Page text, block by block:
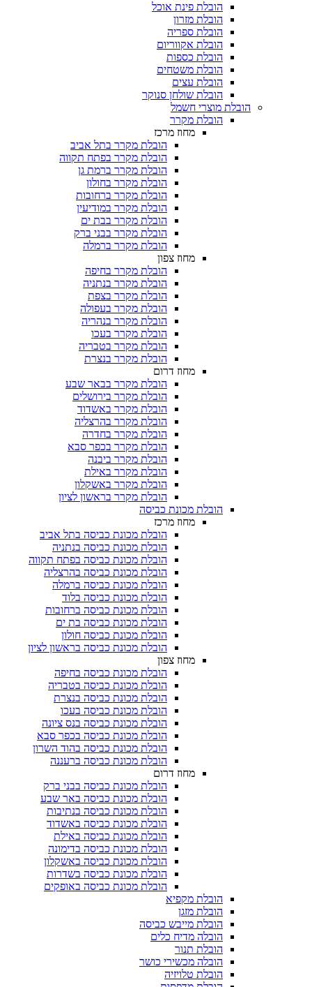
הובלת פינת אוכל
הובלת מזרון
הובלת ספריה
הובלת אקווריום
הובלת כספות​
הובלת משטחים​
הובלת עצים​
הובלת שולחן סנוקר​
הובלת מוצרי חשמל
הובלת מקרר​
מחוז מרכז
הובלת מקרר בתל אביב
הובלת מקרר בפתח תקווה
הובלת מקרר ברמת גן
הובלת מקרר בחולון
הובלת מקרר ברחובות
הובלת מקרר במודיעין
הובלת מקרר בבת ים
הובלת מקרר בבני ברק
הובלת מקרר ברמלה
מחוז צפון
הובלת מקרר בחיפה
הובלת מקרר בנתניה
הובלת מקרר בצפת
הובלת מקרר בעפולה
הובלת מקרר בנהריה
הובלת מקרר בעכו
הובלת מקרר בטבריה
הובלת מקרר בנצרת
מחוז דרום
הובלת מקרר בבאר שבע
הובלת מקרר בירושלים
הובלת מקרר באשדוד
הובלת מקרר בהרצליה
הובלת מקרר בחדרה
הובלת מקרר בכפר סבא
הובלת מקרר ביבנה
הובלת מקרר באילת
הובלת מקרר באשקלון
הובלת מקרר בראשון לציון
הובלת מכונת כביסה
מחוז מרכז
הובלת מכונת כביסה בתל אביב
הובלת מכונת כביסה בנתניה
הובלת מכונת כביסה בפתח תקווה
הובלת מכונת כביסה בהרצליה
הובלת מכונת כביסה ברמלה
הובלת מכונת כביסה בלוד
הובלת מכונת כביסה ברחובות
הובלת מכונת כביסה בת ים
הובלת מכונת כביסה חולון
הובלת מכונת כביסה בראשון לציון
מחוז צפון
הובלת מכונת כביסה בחיפה
הובלת מכונת כביסה בטבריה
הובלת מכונת כביסה בנצרת
הובלת מכונת כביסה בעכו
הובלת מכונת כביסה בנס ציונה
הובלת מכונת כביסה בכפר סבא
הובלת מכונת כביסה בהוד השרון
הובלת מכונת כביסה ברעננה
מחוז דרום
הובלת מכונת כביסה בבני ברק
הובלת מכונת כביסה באר שבע
הובלת מכונת כביסה בנתיבות
הובלת מכונת כביסה באשדוד
הובלת מכונת כביסה באילת
הובלת מכונת כביסה בדימונה
הובלת מכונת כביסה באשקלון
הובלת מכונת כביסה בשדרות
הובלת מכונת כביסה באופקים
הובלת מקפיא​
הובלת מזגן​
הובלת מייבש כביסה
הובלה מדיח כלים
הובלת תנור
הובלה מכשירי כושר
הובלת טלויזיה